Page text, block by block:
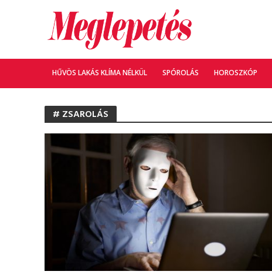
HŰVÖS LAKÁS KLÍMA NÉLKÜL SPÓROLÁS HOROSZKÓP
# ZSAROLÁS